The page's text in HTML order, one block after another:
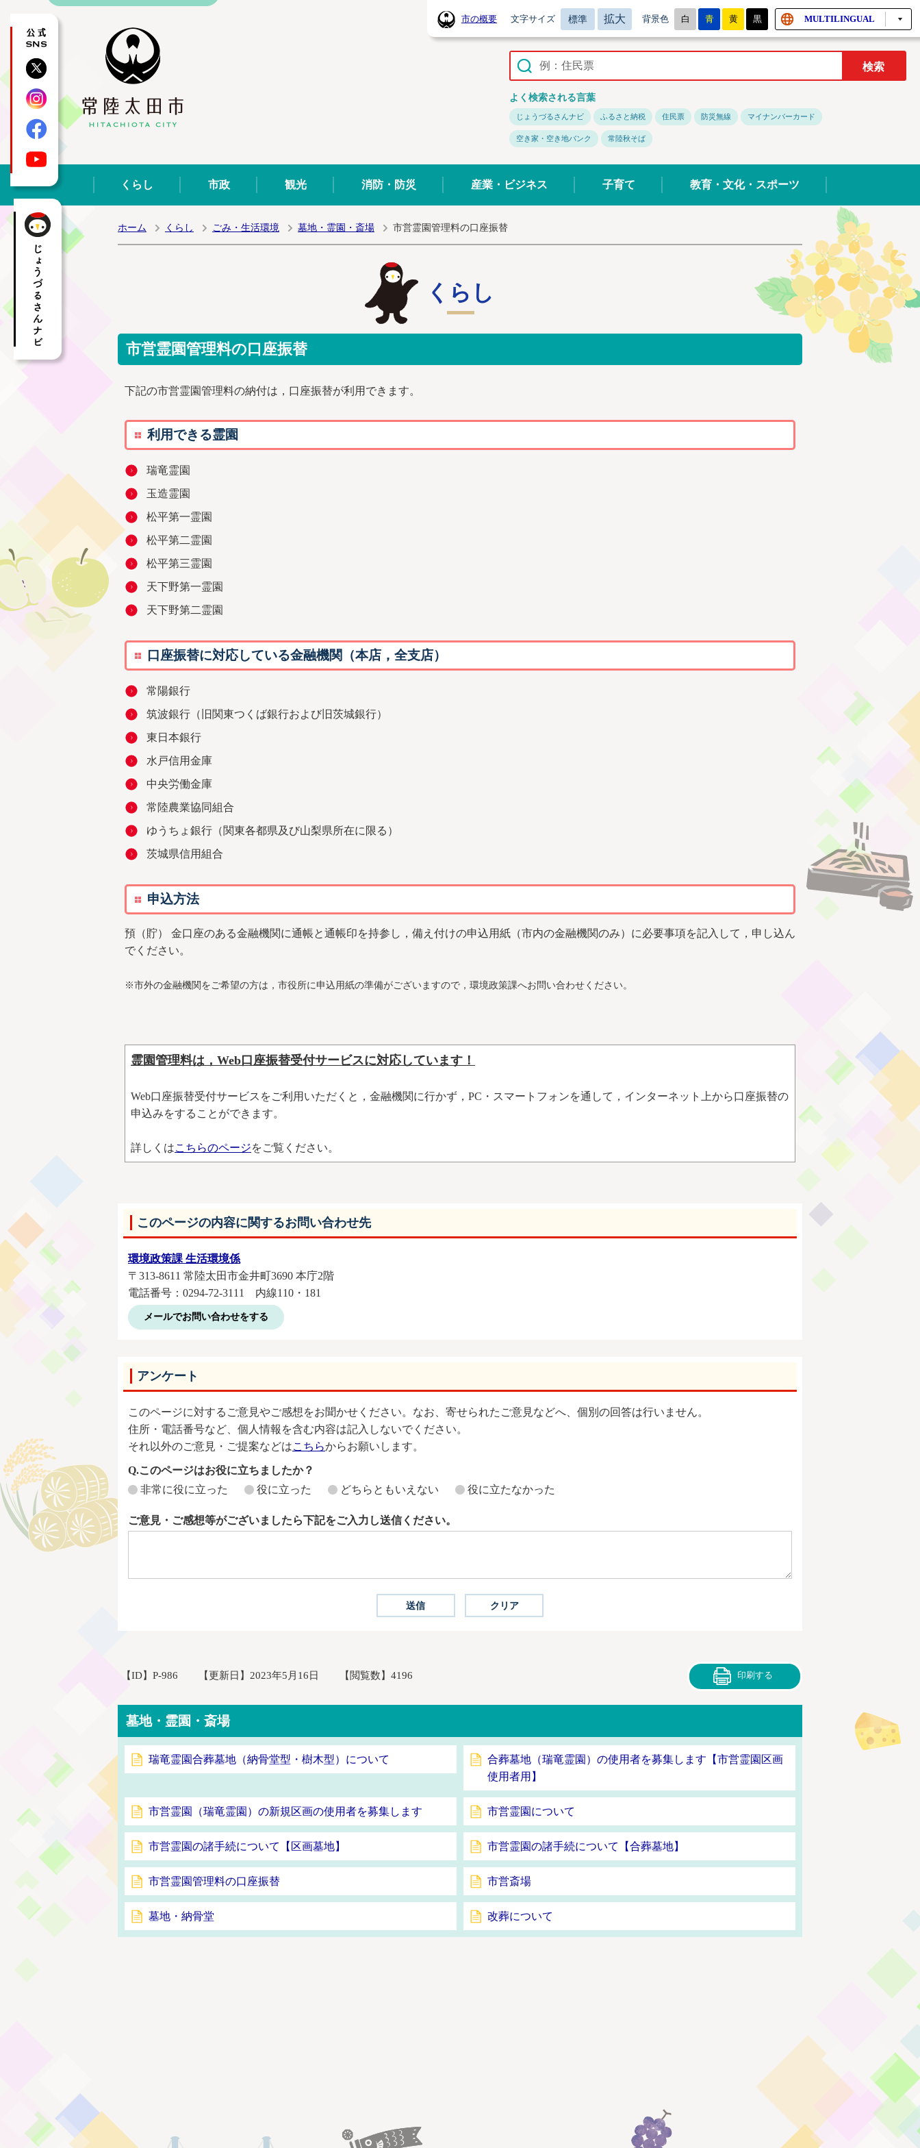
常陸太田市ホームページ
市の概要 文字サイズ 標準 拡大 背景色 白 青 黄 黒 MULTILINGUAL
よく検索される言葉
じょうづるさんナビ ふるさと納税 住民票 防災無線 マイナンバーカード
空き家・空き地バンク 常陸秋そば
公式SNS
X
Instagram
Facebook
YouTube くらし 市政 観光 消防・防災 産業・ビジネス 子育て 教育・文化・スポーツ
ホーム くらし ごみ・生活環境 墓地・霊園・斎場 市営霊園管理料の口座振替
くらし
市営霊園管理料の口座振替
下記の市営霊園管理料の納付は，口座振替が利用できます。
利用できる霊園
瑞竜霊園
玉造霊園
松平第一霊園
松平第二霊園
松平第三霊園
天下野第一霊園
天下野第二霊園
口座振替に対応している金融機関（本店，全支店）
常陽銀行
筑波銀行（旧関東つくば銀行および旧茨城銀行）
東日本銀行
水戸信用金庫
中央労働金庫
常陸農業協同組合
ゆうちょ銀行（関東各都県及び山梨県所在に限る）
茨城県信用組合
申込方法
預（貯） 金口座のある金融機関に通帳と通帳印を持参し，備え付けの申込用紙（市内の金融機関のみ）に必要事項を記入して，申し込ん
でください。
※市外の金融機関をご希望の方は，市役所に申込用紙の準備がございますので，環境政策課へお問い合わせください。
霊園管理料は，Web口座振替受付サービスに対応しています！
Web口座振替受付サービスをご利用いただくと，金融機関に行かず，PC・スマートフォンを通して，インターネット上から口座振替の
申込みをすることができます。
詳しくはこちらのページをご覧ください。
このページの内容に関するお問い合わせ先
環境政策課 生活環境係
〒313-8611 常陸太田市金井町3690 本庁2階
電話番号：0294-72-3111 内線110・181
メールでお問い合わせをする
アンケート
このページに対するご意見やご感想をお聞かせください。なお、寄せられたご意見などへ、個別の回答は行いません。
住所・電話番号など、個人情報を含む内容は記入しないでください。
それ以外のご意見・ご提案などはこちらからお願いします。
Q.このページはお役に立ちましたか？
非常に役に立った
役に立った どちらともいえない 役に立たなかった
ご意見・ご感想等がございましたら下記をご入力し送信ください。
【ID】 P-986 【更新日】 2023年5月16日 【閲覧数】 4196 印刷する
墓地・霊園・斎場
瑞竜霊園合葬墓地（納骨堂型・樹木型）について
合葬墓地（瑞竜霊園）の使用者を募集します【市営霊園区画
使用者用】
市営霊園（瑞竜霊園）の新規区画の使用者を募集します 市営霊園について
市営霊園の諸手続について【区画墓地】 市営霊園の諸手続について【合葬墓地】
市営霊園管理料の口座振替 市営斎場
墓地・納骨堂 改葬について